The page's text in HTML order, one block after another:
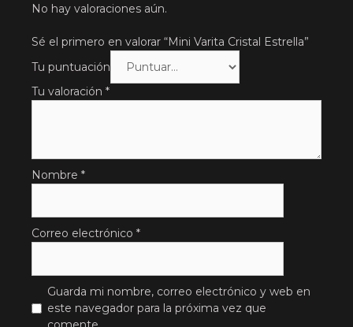
No hay valoraciones aún.
Sé el primero en valorar “Mini Varita Cristal Estrella”
Tu puntuación
Tu valoración *
Nombre *
Correo electrónico *
Guarda mi nombre, correo electrónico y web en
este navegador para la próxima vez que